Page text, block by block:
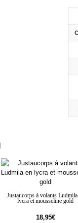
Justaucorps à volants
lycra et mousseline gold
18,95€